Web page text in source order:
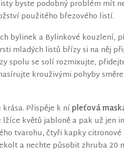
byste podobný problém mít
použitého březového listí.
bylinek a Bylinkové kouzlení,
mladých listů břízy si na něj
spolu se solí rozmixujte,
krouživými pohyby
Přispěje k nípleťová
květů jabloně a pak už jen
tvarohu, čtyři kapky
a nechte působit zhruba 20